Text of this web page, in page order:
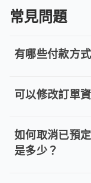
常見問題
有哪些付款方
可以修改訂單
如何取消已預
是多少？